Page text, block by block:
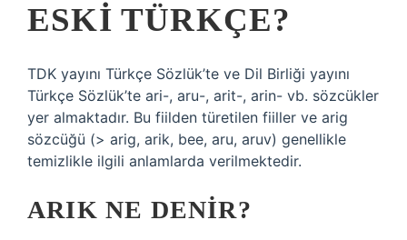
ESKI TÜRKÇE?
TDK yayını Türkçe Sözlük’te ve Dil Birliği yayını
Türkçe Sözlük’te ari-, aru-, arit-, arin- vb. sözcükler
yer almaktadır. Bu fiilden türetilen fiiller ve arig
sözcüğü (> arig, arik, bee, aru, aruv) genellikle
temizlikle ilgili anlamlarda verilmektedir.
ARIK NE DENIR?